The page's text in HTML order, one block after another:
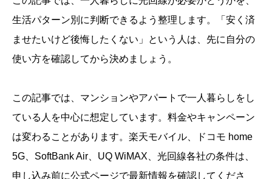
生活パターン別に判断できるよう整理します。「安く済
ませたいけど後悔したくない」という人は、先に自分の
使い方を確認してから決めましょう。
この記事では、マンションやアパートで一人暮らしをし
ている人を中心に想定しています。料金やキャンペーン
は変わることがあります。楽天モバイル、ドコモ home
5G、SoftBank Air、UQ WiMAX、光回線各社の条件は、
申し込み前に公式ページで最新情報を確認してくださ